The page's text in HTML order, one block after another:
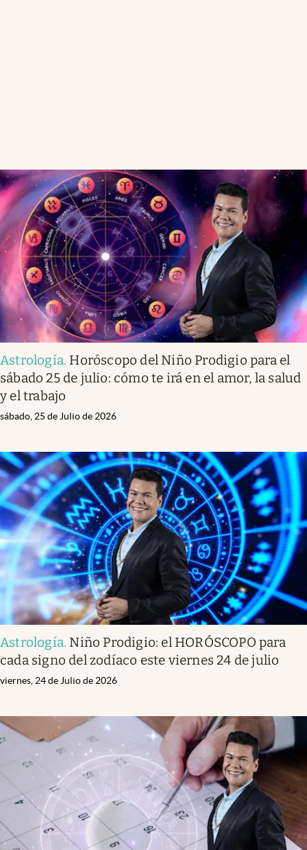
Astrología. Horóscopo del Niño Prodigio para el
sábado 25 de julio: cómo te irá en el amor, la salud
y el trabajo
sábado, 25 de Julio de 2026
Astrología. Niño Prodigio: el HORÓSCOPO para
cada signo del zodíaco este viernes 24 de julio
viernes, 24 de Julio de 2026